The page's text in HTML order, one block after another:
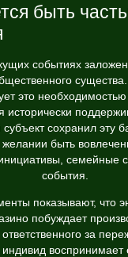
быть
событиях
это
исторически
сохранил эту
быть
семейные
события.
показывают, что
побуждает
за
воспринимает